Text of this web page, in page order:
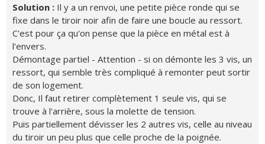
Solution : Il y a un renvoi, une petite pièce ronde qui se
fixe dans le tiroir noir afin de faire une boucle au ressort.
C'est pour ça qu'on pense que la pièce en métal est à
l'envers.
Démontage partiel - Attention - si on démonte les 3 vis, un
ressort, qui semble très compliqué à remonter peut sortir
de son logement.
Donc, Il faut retirer complètement 1 seule vis, qui se
trouve à l'arrière, sous la molette de tension.
Puis partiellement dévisser les 2 autres vis, celle au niveau
du tiroir un peu plus que celle proche de la poignée.